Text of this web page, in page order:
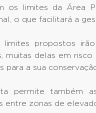
os limites da Área
o que facilitará a
limites propostos
muitas delas em
para a sua
permite também
entre zonas de